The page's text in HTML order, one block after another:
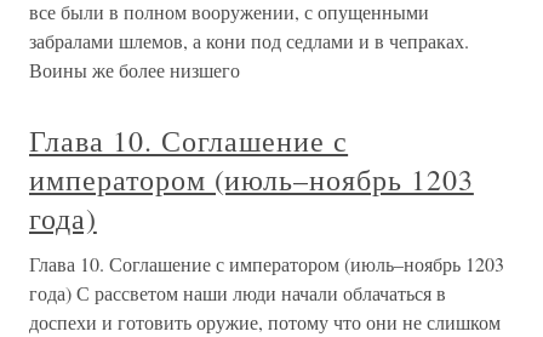
все были в полном вооружении, с опущенными
забралами шлемов, а кони под седлами и в чепраках.
Воины же более низшего
Глава 10. Соглашение с
императором (июль–ноябрь 1203
года)
Глава 10. Соглашение с императором (июль–ноябрь 1203
года) С рассветом наши люди начали облачаться в
доспехи и готовить оружие, потому что они не слишком